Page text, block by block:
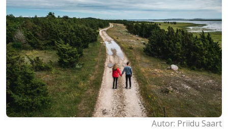
Autor: Priidu Saart